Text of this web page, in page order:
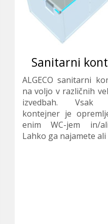
Sanitarni
ALGECO sanitarni
na voljo v različnih
izvedbah. Vsak
kontejner je
enim WC-jem in/
Lahko ga najamete